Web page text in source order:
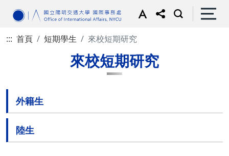
::: 首頁 短期學生 來校短期研究
來校短期研究
外籍生
陸生